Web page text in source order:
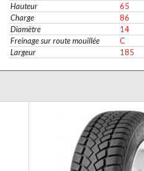
Hauteur
65
Charge
86
Diamètre
14
Freinage sur route mouillée
C
Largeur
185